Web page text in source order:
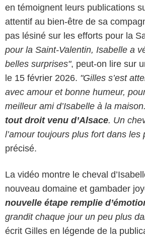
en témoignent leurs publications
attentif au bien-être de sa
pas lésiné sur les efforts pour la
pour la Saint-Valentin, Isabelle a
belles surprises", peut-on lire sur
le 15 février 2026. "Gilles s’est
avec amour et bonne humeur,
meilleur ami d’Isabelle à la maison.
tout droit venu d’Alsace. Un
l’amour toujours plus fort dans les
précisé.
La vidéo montre le cheval
nouveau domaine et gambader
nouvelle étape remplie
grandit chaque jour un peu plus
écrit Gilles en légende de la